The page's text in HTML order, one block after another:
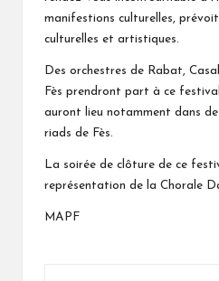
manifestions culturelles,
culturelles et artistiques.
Des orchestres de Rabat,
Fès prendront part à ce
auront lieu notamment dans
riads de Fès.
La soirée de clôture de ce
représentation de la Chorale
MAPF